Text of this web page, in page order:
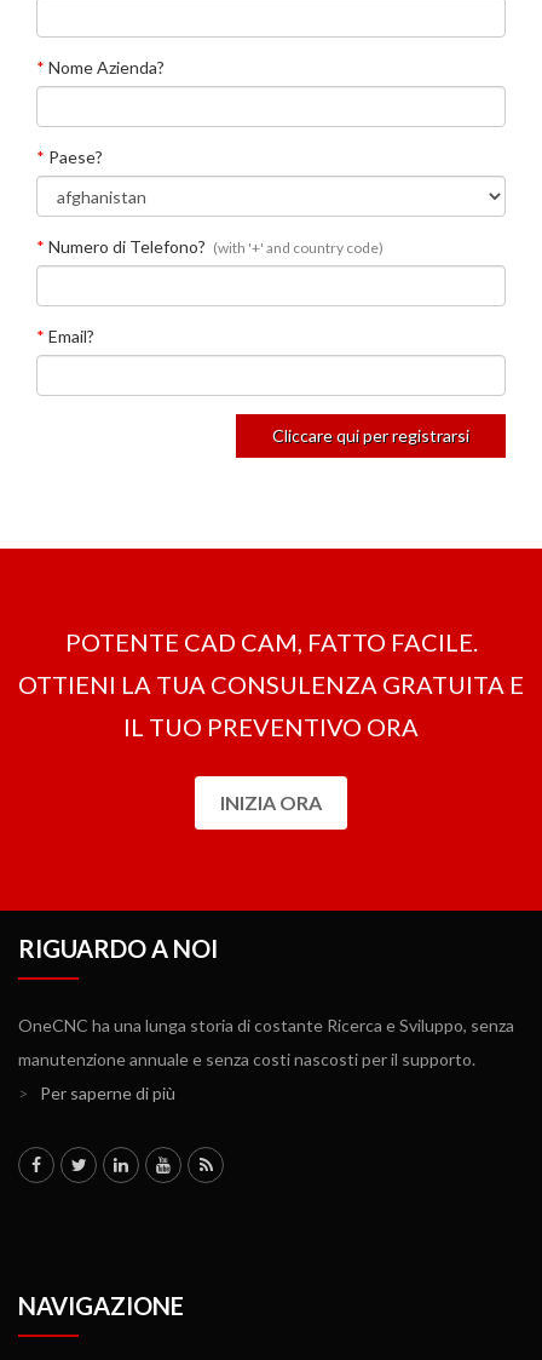
* Nome Azienda?
* Paese?
* Numero di Telefono? (with '+' and country code)
* Email?
POTENTE CAD CAM, FATTO FACILE.
OTTIENI LA ​​TUA CONSULENZA GRATUITA E
IL TUO PREVENTIVO ORA
INIZIA ORA
RIGUARDO A NOI
OneCNC ha una lunga storia di costante Ricerca e Sviluppo, senza
manutenzione annuale e senza costi nascosti per il supporto.
>
Per saperne di più
NAVIGAZIONE